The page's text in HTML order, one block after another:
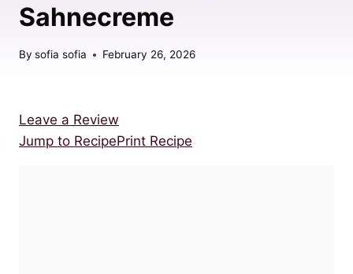
Sahnecreme
By sofia sofia February 26, 2026
Jump to RecipePrint Recipe
Leave a Review